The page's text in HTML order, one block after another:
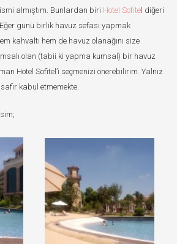
almıştım. Bunlardan biri Hotel Sofitel diğeri
Eğer günü birlik havuz sefası yapmak
kahvaltı hem de havuz olanağını size
olan (tabii ki yapma kumsal) bir havuz
Hotel Sofitel’i seçmenizi önerebilirim. Yalnız
kabul etmemekte.